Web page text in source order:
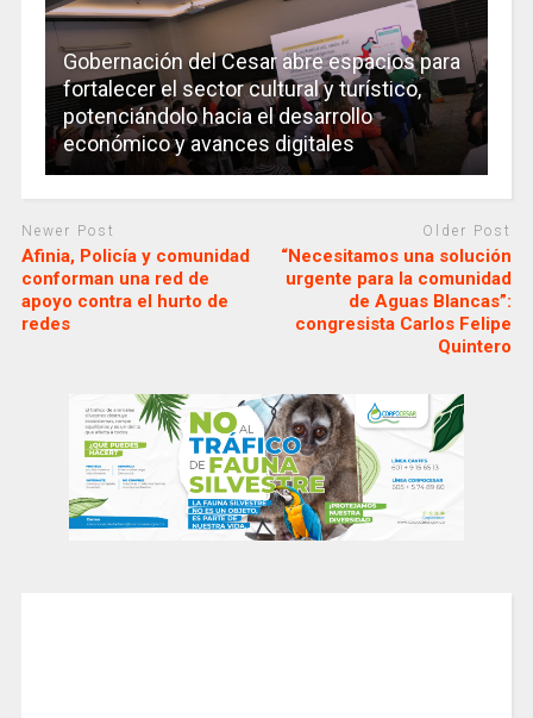
Gobernación del Cesar abre espacios para
fortalecer el sector cultural y turístico,
potenciándolo hacia el desarrollo
económico y avances digitales
Newer Post
Afinia, Policía y comunidad
conforman una red de
apoyo contra el hurto de
redes
Older Post
“Necesitamos una solución
urgente para la comunidad
de Aguas Blancas”:
congresista Carlos Felipe
Quintero